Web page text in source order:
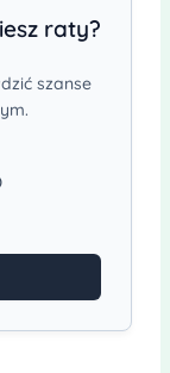
raty?
szanse